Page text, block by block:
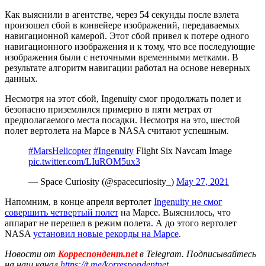
Как выяснили в агентстве, через 54 секунды после взлета
произошел сбой в конвейере изображений, передаваемых
навигационной камерой. Этот сбой привел к потере одного
навигационного изображения и к тому, что все последующие
изображения были с неточными временными метками. В
результате алгоритм навигации работал на основе неверных
данных.
Несмотря на этот сбой, Ingenuity смог продолжать полет и
безопасно приземлился примерно в пяти метрах от
предполагаемого места посадки. Несмотря на это, шестой
полет вертолета на Марсе в NASA считают успешным.
#MarsHelicopter #Ingenuity Flight Six Navcam Image
pic.twitter.com/LIuROM5ux3
— Space Curiosity (@spacecuriosity_) May 27, 2021
Напомним, в конце апреля вертолет Ingenuity не смог
совершить четвертый полет на Марсе. Выяснилось, что
аппарат не перешел в режим полета. А до этого вертолет
NASA установил новые рекорды на Марсе.
Новости от Корреспондент.netв Telegram. Подписывайтесь